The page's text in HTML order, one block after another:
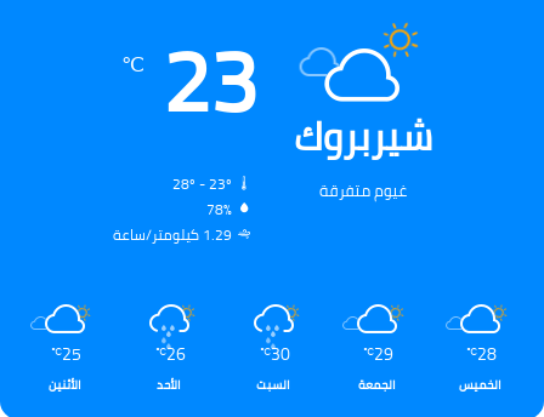
شيربروك
غيوم متفرقة
23
℃
78%
1.29 كيلومتر/ساعة
28
℃
الخميس
29
℃
الجمعة
30
℃
السبت
26
℃
الأحد
25
℃
الأثنين